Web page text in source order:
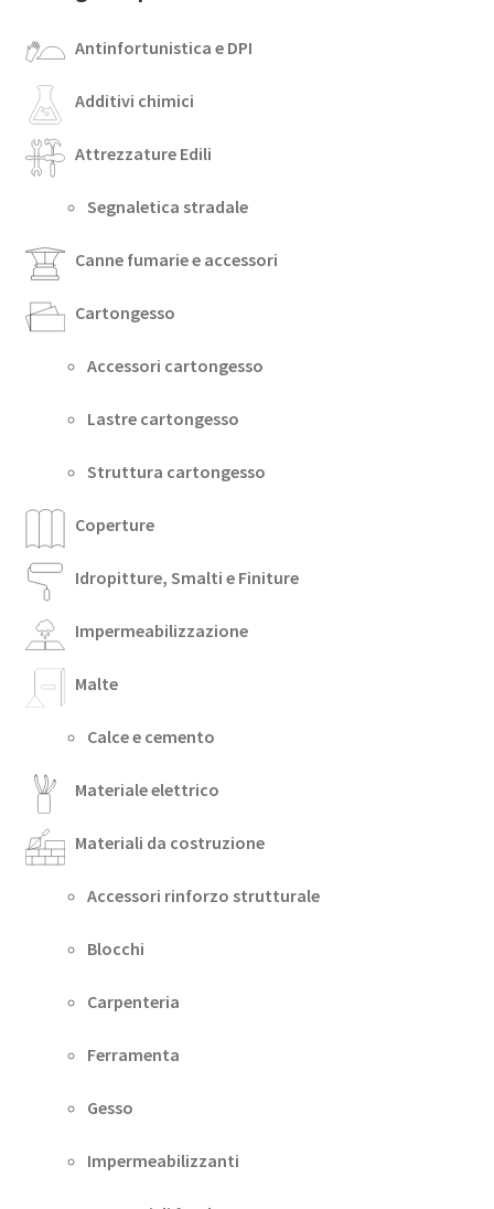
Antinfortunistica e DPI
Additivi chimici
Attrezzature Edili
Segnaletica stradale
Canne fumarie e accessori
Cartongesso
Accessori cartongesso
Lastre cartongesso
Struttura cartongesso
Coperture
Idropitture, Smalti e Finiture
Impermeabilizzazione
Malte
Calce e cemento
Materiale elettrico
Materiali da costruzione
Accessori rinforzo strutturale
Blocchi
Carpenteria
Ferramenta
Gesso
Impermeabilizzanti